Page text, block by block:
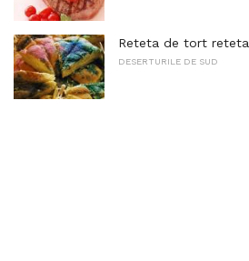
Reteta de tort reteta
DESERTURILE DE SUD